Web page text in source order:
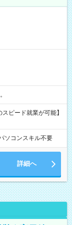
ピード就業が可能】
ソコンスキル不要
詳細へ